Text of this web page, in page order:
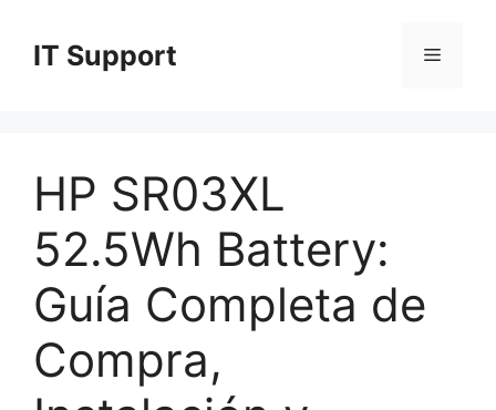
contentIT Support Menu
HP SR03XL
52.5Wh Battery:
Guía Completa de
Compra,